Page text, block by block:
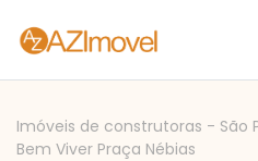
Imóveis de construtoras - São
Bem Viver Praça Nébias